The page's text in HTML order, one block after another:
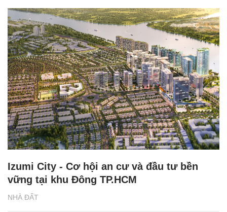
NHÀ ĐẤT
Izumi City - Cơ hội an cư và đầu tư bền
vững tại khu Đông TP.HCM